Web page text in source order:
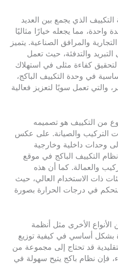
الذي يجمع بين العديد
مما يجعله خيارًا مثاليًا
والمرافق الصناعية. يتميز
التبريد والتدفئة، حيث تعمل
كفاءة مثلى في استهلاك
في وحدة التكييف الباكج،
والتي تعمل سويًا لتعزيز فعالية
من التكييف هو تصميمه
التركيب والصيانة. على عكس
إلى وحدات داخلية وخارجية
التكييف الباكج في موقع
والعمالة. كما أن هذه
ذات الاستخدام العالي، حيث
في درجات الحرارة بصورة
الأخرى مثل أنظمة
بشكل أساسي في كيفية توزيع
قد تحتاج إلى مجموعة من
فإن نظام باكج يتيح سهولة في